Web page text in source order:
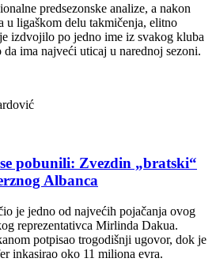
predsezonske analize, a nakon
u ligaškom delu takmičenja, elitno
izdvojilo po jedno ime iz svakog kluba
ima najveći uticaj u narednoj sezoni.
pobunili: Zvezdin „bratski“
Albanca
je jedno od najvećih pojačanja ovog
reprezentativca Mirlinda Dakua.
potpisao trogodišnji ugovor, dok je
inkasirao oko 11 miliona evra.